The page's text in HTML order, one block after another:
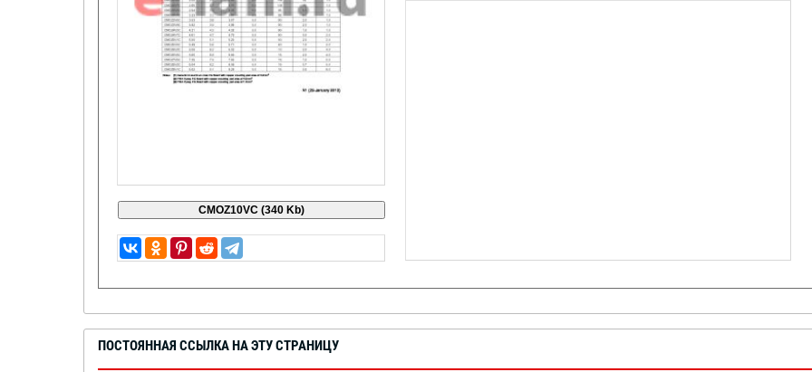
ПОСТОЯННАЯ ССЫЛКА НА ЭТУ СТРАНИЦУ